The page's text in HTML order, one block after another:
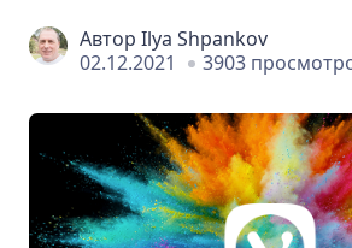
Автор Ilya Shpankov
02.12.2021
3903